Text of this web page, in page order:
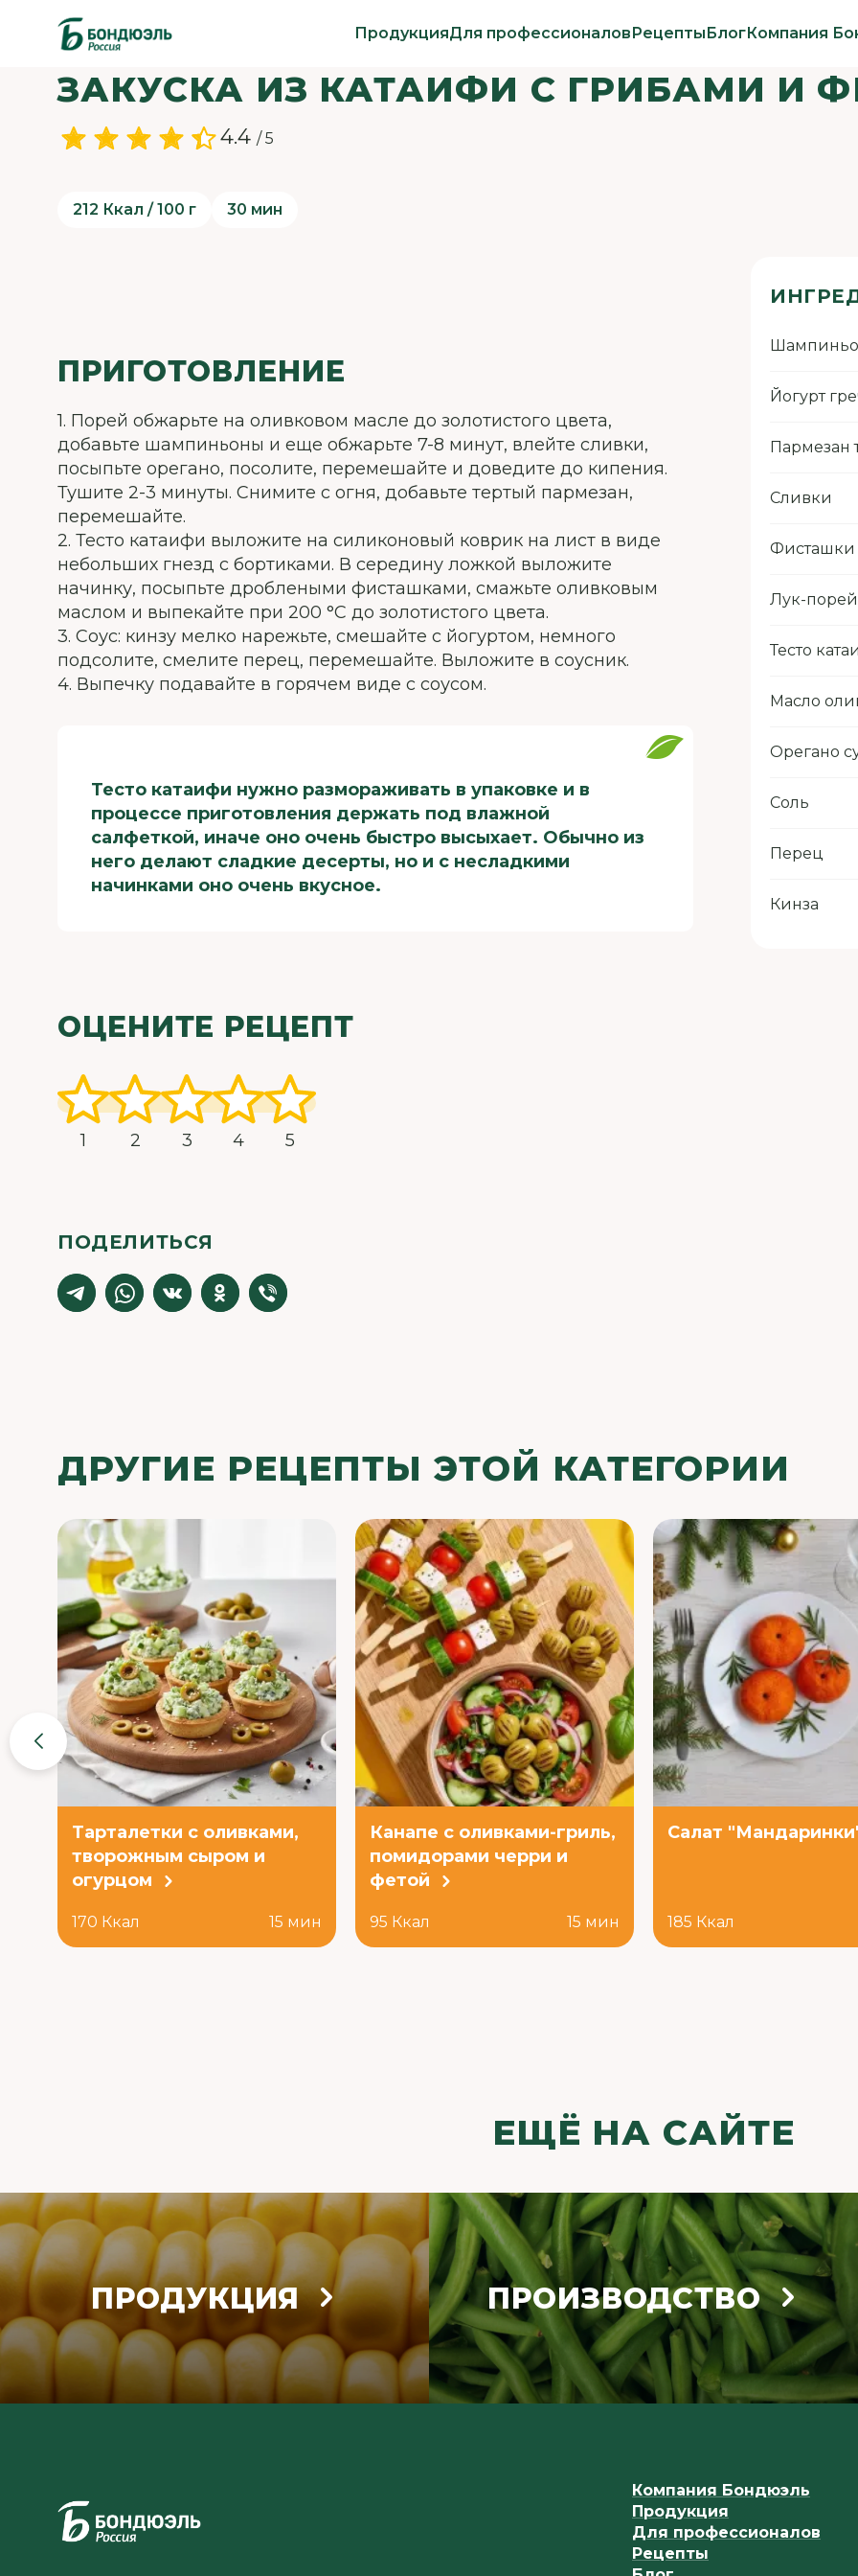
ПродукцияДля профессионаловРецептыБлогКомпания
ЗАКУСКА ИЗ КАТАИФИ С ГРИБАМИ И
4.4 / 5
212 Ккал / 100 г 30 мин
Йогурт
Пармезан
Сливки
Фисташки
Лук-порей
Тесто
Масло
Орегано
Соль
Перец
Кинза
ПРИГОТОВЛЕНИЕ
1. Порей обжарьте на оливковом масле до золотистого цвета,
добавьте шампиньоны и еще обжарьте 7-8 минут, влейте сливки,
посыпьте орегано, посолите, перемешайте и доведите до кипения.
Тушите 2-3 минуты. Снимите с огня, добавьте тертый пармезан,
перемешайте.
2. Тесто катаифи выложите на силиконовый коврик на лист в виде
небольших гнезд с бортиками. В середину ложкой выложите
начинку, посыпьте дроблеными фисташками, смажьте оливковым
маслом и выпекайте при 200 °С до золотистого цвета.
3. Соус: кинзу мелко нарежьте, смешайте с йогуртом, немного
подсолите, смелите перец, перемешайте. Выложите в соусник.
4. Выпечку подавайте в горячем виде с соусом.
Тесто катаифи нужно размораживать в упаковке и в
процессе приготовления держать под влажной
салфеткой, иначе оно очень быстро высыхает. Обычно из
него делают сладкие десерты, но и с несладкими
начинками оно очень вкусное.
ОЦЕНИТЕ РЕЦЕПТ
1 2 3 4 5
ПОДЕЛИТЬСЯ
ДРУГИЕ РЕЦЕПТЫ ЭТОЙ КАТЕГОРИИ
Тарталетки с оливками,
творожным сыром и
огурцом
170 Ккал 15 мин
Канапе с оливками-гриль,
помидорами черри и
фетой
95 Ккал 15 мин
Салат
185 Ккал
ЕЩЁ НА САЙТЕ
ПРОДУКЦИЯ ПРОИЗВОДСТВО
Компания Бондюэль
Продукция
Для профессионалов
Рецепты